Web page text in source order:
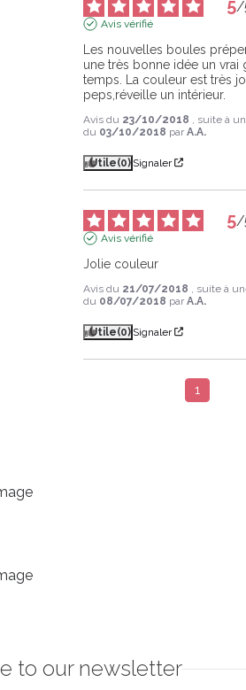
5/
Avis vérifié
Les nouvelles boules
une très bonne idée un vrai
temps. La couleur est très
peps,réveille un intérieur.
Avis du 23/10/2018 , suite à
du 03/10/2018 parA.A.
Utile(0) Signaler
5/
Avis vérifié
Jolie couleur
Avis du 21/07/2018 , suite à
du 08/07/2018 parA.A.
Utile(0) Signaler
1
to our newsletter